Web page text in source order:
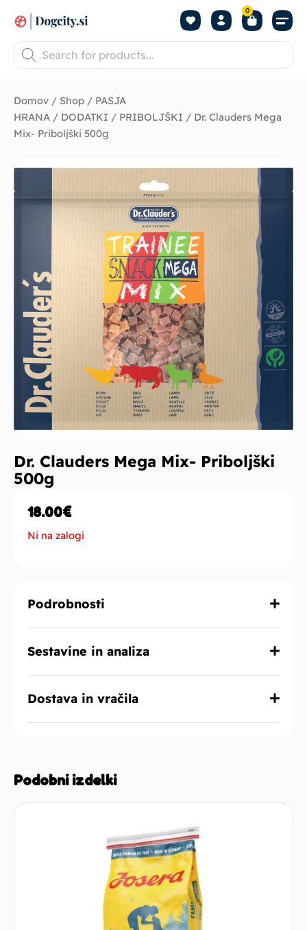
0
Domov / Shop / PASJA
HRANA / DODATKI / PRIBOLJŠKI / Dr. Clauders Mega
Mix- Priboljški 500g
Dr. Clauders Mega Mix- Priboljški
500g
18.00€
Ni na zalogi
Podrobnosti
Sestavine in analiza
Dostava in vračila
Podobni izdelki